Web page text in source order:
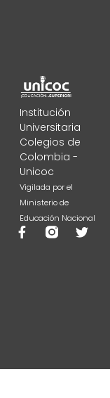
Institución
Universitaria
Colegios de
Colombia -
Unicoc
Vigilada por el
Ministerio de
Educación Nacional